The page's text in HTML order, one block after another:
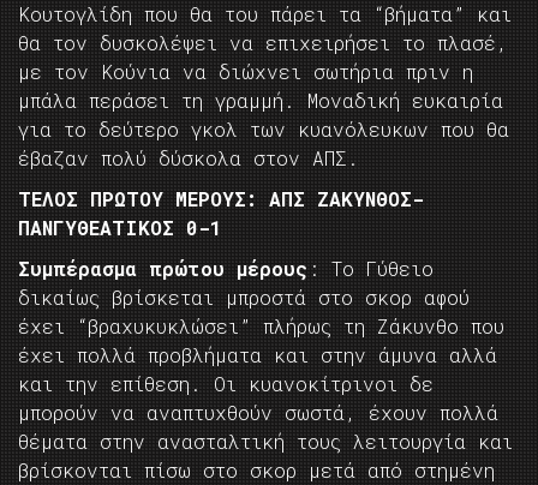
Κουτογλίδη που θα του πάρει τα “βήματα” και
θα τον δυσκολέψει να επιχειρήσει το πλασέ,
με τον Κούνια να διώχνει σωτήρια πριν η
μπάλα περάσει τη γραμμή. Μοναδική ευκαιρία
για το δεύτερο γκολ των κυανόλευκων που θα
έβαζαν πολύ δύσκολα στον ΑΠΣ.
ΤΕΛΟΣ ΠΡΩΤΟΥ ΜΕΡΟΥΣ: ΑΠΣ ΖΑΚΥΝΘΟΣ-
ΠΑΝΓΥΘΕΑΤΙΚΟΣ 0-1
Συμπέρασμα πρώτου μέρους : Το Γύθειο
δικαίως βρίσκεται μπροστά στο σκορ αφού
έχει “βραχυκυκλώσει” πλήρως τη Ζάκυνθο που
έχει πολλά προβλήματα και στην άμυνα αλλά
και την επίθεση. Οι κυανοκίτρινοι δε
μπορούν να αναπτυχθούν σωστά, έχουν πολλά
θέματα στην ανασταλτική τους λειτουργία και
βρίσκονται πίσω στο σκορ μετά από στημένη